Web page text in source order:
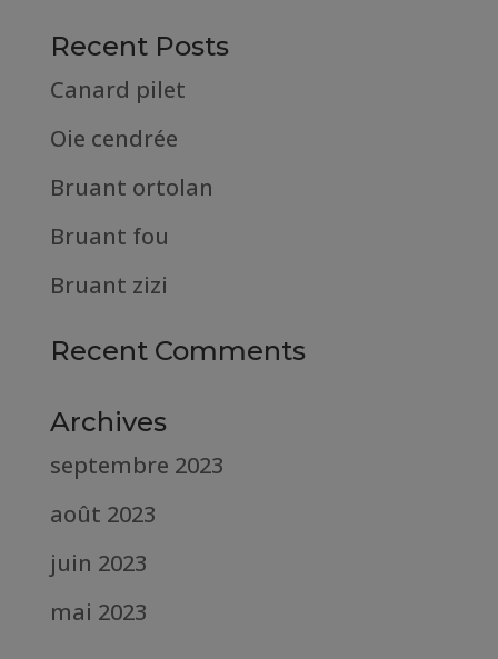
Recent Posts
Canard pilet
Oie cendrée
Bruant ortolan
Bruant fou
Bruant zizi
Recent Comments
Archives
septembre 2023
août 2023
juin 2023
mai 2023